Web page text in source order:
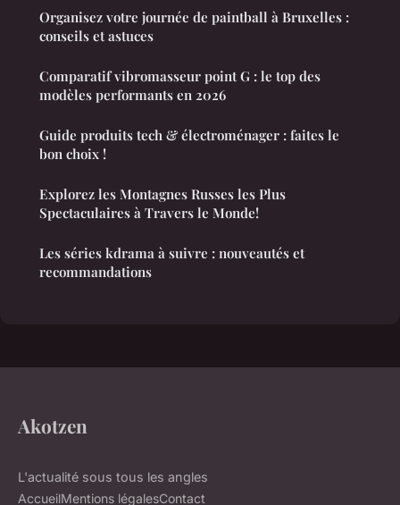
Organisez votre journée de paintball à Bruxelles :
conseils et astuces
Comparatif vibromasseur point G : le top des
modèles performants en 2026
Guide produits tech & électroménager : faites le
bon choix !
Explorez les Montagnes Russes les Plus
Spectaculaires à Travers le Monde!
Les séries kdrama à suivre : nouveautés et
recommandations
Akotzen
L'actualité sous tous les angles
AccueilMentions légalesContact